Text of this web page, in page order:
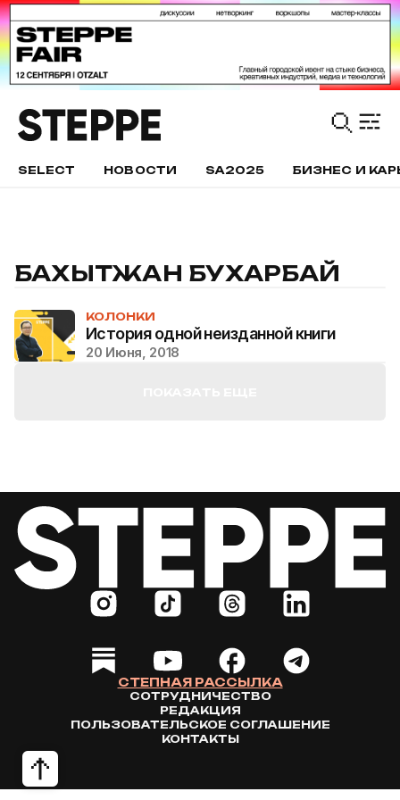
SELECT НОВОСТИ SA2025 БИЗНЕС И
БАХЫТЖАН БУХАРБАЙ
КОЛОНКИ
История одной неизданной книги
20 Июня, 2018
СТЕПНАЯ РАССЫЛКА
СОТРУДНИЧЕСТВО
РЕДАКЦИЯ
ПОЛЬЗОВАТЕЛЬСКОЕ СОГЛАШЕНИЕ
КОНТАКТЫ